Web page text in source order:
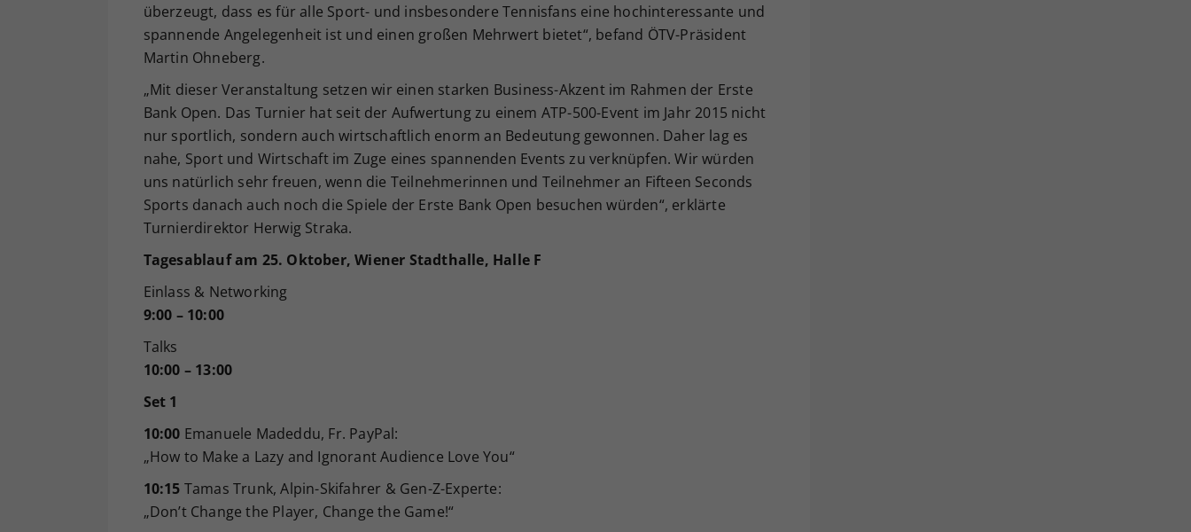
überzeugt, dass es für alle Sport- und insbesondere Tennisfans eine hochinteressante und
spannende Angelegenheit ist und einen großen Mehrwert bietet“, befand ÖTV-Präsident
Martin Ohneberg.
„Mit dieser Veranstaltung setzen wir einen starken Business-Akzent im Rahmen der Erste
Bank Open. Das Turnier hat seit der Aufwertung zu einem ATP-500-Event im Jahr 2015 nicht
nur sportlich, sondern auch wirtschaftlich enorm an Bedeutung gewonnen. Daher lag es
nahe, Sport und Wirtschaft im Zuge eines spannenden Events zu verknüpfen. Wir würden
uns natürlich sehr freuen, wenn die Teilnehmerinnen und Teilnehmer an Fifteen Seconds
Sports danach auch noch die Spiele der Erste Bank Open besuchen würden“, erklärte
Turnierdirektor Herwig Straka.
Tagesablauf am 25. Oktober, Wiener Stadthalle, Halle F
Einlass & Networking
9:00 – 10:00
Talks
10:00 – 13:00
Set 1
10:00 Emanuele Madeddu, Fr. PayPal:
„How to Make a Lazy and Ignorant Audience Love You“
10:15 Tamas Trunk, Alpin-Skifahrer & Gen-Z-Experte:
„Don’t Change the Player, Change the Game!“